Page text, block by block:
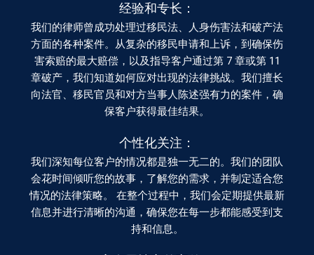
经验和专长：
我们的律师曾成功处理过移民法、人身伤害法和破产法
方面的各种案件。从复杂的移民申请和上诉，到确保伤
害索赔的最大赔偿，以及指导客户通过第 7 章或第 11
章破产，我们知道如何应对出现的法律挑战。我们擅长
向法官、移民官员和对方当事人陈述强有力的案件，确
保客户获得最佳结果。
个性化关注：
我们深知每位客户的情况都是独一无二的。我们的团队
会花时间倾听您的故事，了解您的需求，并制定适合您
情况的法律策略。 在整个过程中，我们会定期提供最新
信息并进行清晰的沟通，确保您在每一步都能感受到支
持和信息。